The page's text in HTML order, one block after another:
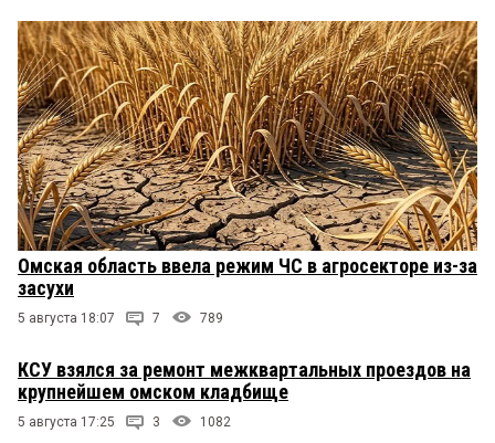
Омская область ввела режим ЧС в агросекторе из-за
засухи
5 августа 18:07 7 789
КСУ взялся за ремонт межквартальных проездов на
крупнейшем омском кладбище
5 августа 17:25 3 1082